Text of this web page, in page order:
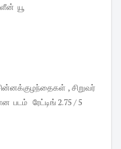
யூ
, சிறுவர்
படம் ரேட்டிங் 2.75 / 5